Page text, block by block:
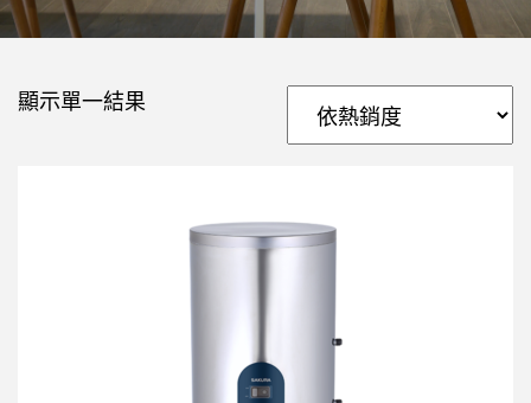
顯示單一結果